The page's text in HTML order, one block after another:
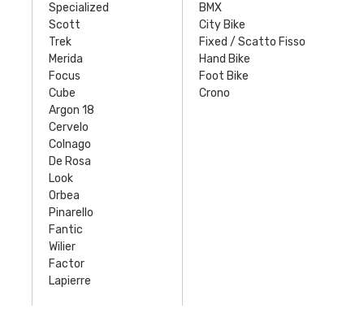
Specialized
Scott
Trek
Merida
Focus
Cube
Argon 18
Cervelo
Colnago
De Rosa
Look
Orbea
Pinarello
Fantic
Wilier
Factor
Lapierre
BMX
City Bike
Fixed / Scatto Fisso
Hand Bike
Foot Bike
Crono